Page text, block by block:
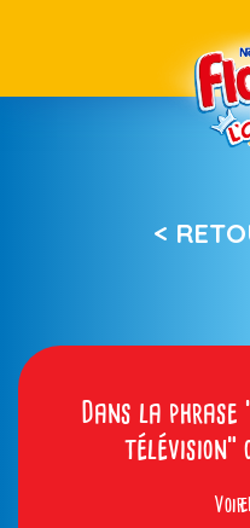
<
Dans la phrase
télévision”